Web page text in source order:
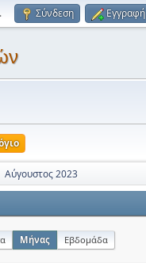
. Σύνδεση Εγγραφή
Αύγουστος 2023
Μήνας Εβδομάδα